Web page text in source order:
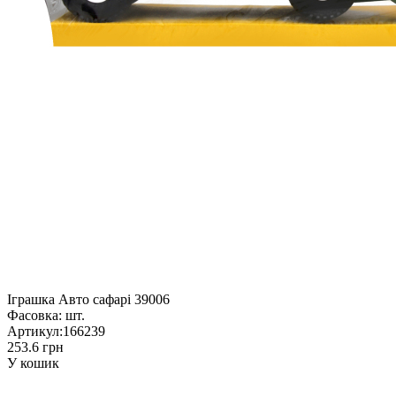
Іграшка Авто сафарі 39006
Фасовка: шт.
Артикул:166239
253.6 грн
У кошик